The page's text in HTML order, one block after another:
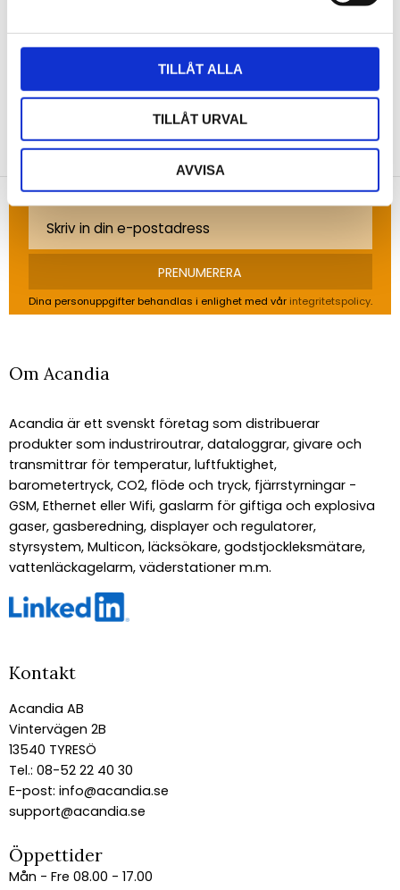
TILLÅT ALLA
TILLÅT URVAL
AVVISA
Bli den första att lämna ett omdöme.
Anmäl dig till vårt nyhetsbrev och ta del av de
PRENUMERERA
Dina personuppgifter behandlas i enlighet med vår integritetspolicy.
Om Acandia
Acandia är ett svenskt företag som distribuerar
produkter som industriroutrar, dataloggrar, givare och
transmittrar för temperatur, luftfuktighet,
barometertryck, CO2, flöde och tryck, fjärrstyrningar -
GSM, Ethernet eller Wifi, gaslarm för giftiga och explosiva
gaser, gasberedning, displayer och regulatorer,
styrsystem, Multicon, läcksökare, godstjockleksmätare,
vattenläckagelarm, väderstationer m.m.
Kontakt
Acandia AB
Vintervägen 2B
13540 TYRESÖ
Tel.: 08-52 22 40 30
E-post: info@acandia.se
support@acandia.se
Öppettider
Mån - Fre 08.00 - 17.00